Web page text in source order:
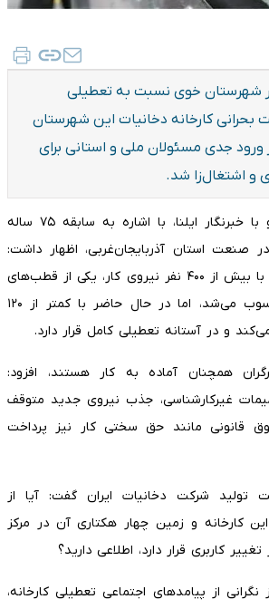
شهرستان خوی نسبت به تعطیلی
کارخانه دخانیات این شهرستان
ورود جدی مسئولان ملی و استانی برای
و اشتغال‌زا شد.
محمد رادی در گفت‌وگو با خبرنگار ایلنا، با اشاره به سابقه ۷۵ ساله
صنعت استان آذربایجان‌غربی، اظهار داشت:
این واحد تولیدی زمانی با بیش از ۴۰۰ نفر نیروی کار، یکی از قطب‌های
اشتغال در منطقه محسوب می‌شد، اما در حال حاضر با کمتر از ۱۲۰
و در آستانه تعطیلی کامل قرار دارد.
همچنان آماده به کار هستند، افزود:
غیرکارشناسی، جذب نیروی جدید متوقف
قانونی مانند حق سختی کار نیز پرداخت
تولید شرکت دخانیات ایران گفت: آیا از
کارخانه و زمین چهار هکتاری آن در مرکز
کاربری قرار دارد، اطلاعی دارید؟
نگرانی از پیامدهای اجتماعی تعطیلی کارخانه،